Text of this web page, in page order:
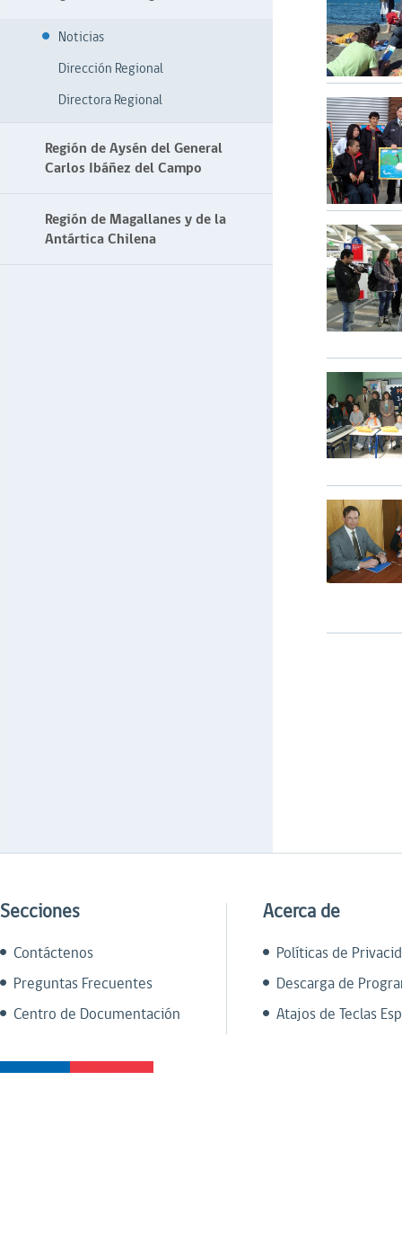
Noticias
Dirección Regional
Directora Regional
Región de Aysén del General
Carlos Ibáñez del Campo
Región de Magallanes y de la
Antártica Chilena
Secciones
Contáctenos
Preguntas Frecuentes
Centro de Documentación
Acerca de
Políticas de
Descarga de
Atajos de Teclas